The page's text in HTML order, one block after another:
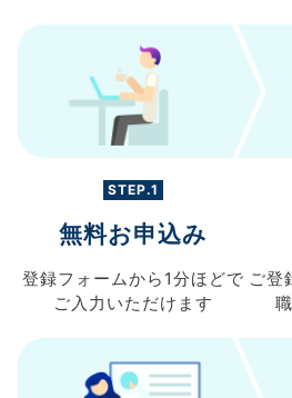
STEP.1
無料お申込み
登録フォームから 1分ほどで
ご入力 いただけます
ご登